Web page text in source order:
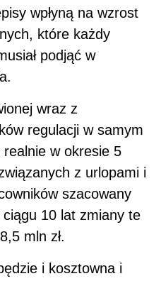
wpłyną na wzrost
które każdy
podjąć w
wraz z
regulacji w samym
w okresie 5
z urlopami i
szacowany
10 lat zmiany te
mln zł.
i kosztowna i